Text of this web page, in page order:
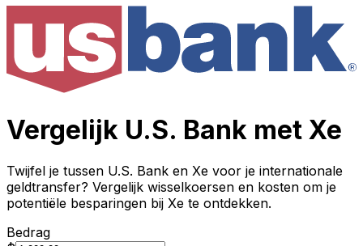
Vergelijk U.S. Bank met Xe
Twijfel je tussen U.S. Bank en Xe voor je internationale
geldtransfer? Vergelijk wisselkoersen en kosten om je
potentiële besparingen bij Xe te ontdekken.
Bedrag